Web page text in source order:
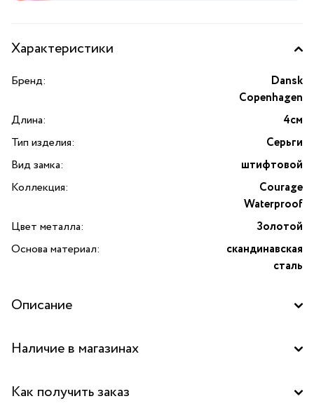
Характеристики
Бренд:
Dansk
Copenhagen
Длина:
4см
Тип изделия:
Серьги
Вид замка:
штифтовой
Коллекция:
Courage
Waterproof
Цвет металла:
Золотой
Основа материал:
скандинавская
сталь
Описание
капли от датского бренда Dansk Copenhagen станет
из прочной скандинавской стали с золотым покрытием,
Наличие в магазинах
Бутик "La Nature" в ТД "Дружба", Москва
Как получить заказ